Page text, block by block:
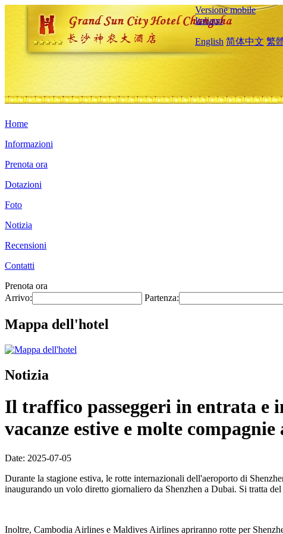
Versione mobile
Italiano
English 简体中文 繁
Home
Informazioni
Prenota ora
Dotazioni
Foto
Notizia
Recensioni
Contatti
Prenota ora
Arrivo:
Partenza:
Mappa dell'hotel
Notizia
Il traffico passeggeri in entrata e
vacanze estive e molte
Date: 2025-07-05
Durante la stagione estiva, le rotte internazionali dell'aeroporto di
inaugurando un volo diretto giornaliero da Shenzhen a Dubai. Si tratta
Inoltre, Cambodia Airlines e Maldives Airlines apriranno rotte per